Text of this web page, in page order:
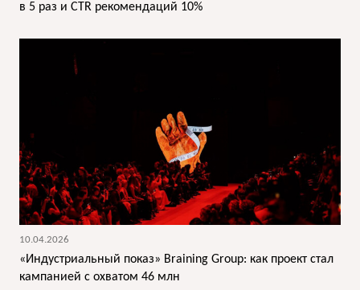
в 5 раз и CTR рекомендаций 10%
10.04.2026
«Индустриальный показ» Braining Group: как проект стал
кампанией с охватом 46 млн